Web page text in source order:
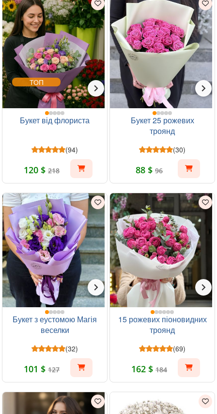
ТОП
Букет від флориста
(94)
120 $ 218
Букет 25 рожевих
троянд
(30)
88 $ 96
Букет з еустомою Магія
веселки
(32)
101 $ 127
15 рожевих піоновидних
троянд
(69)
162 $ 184